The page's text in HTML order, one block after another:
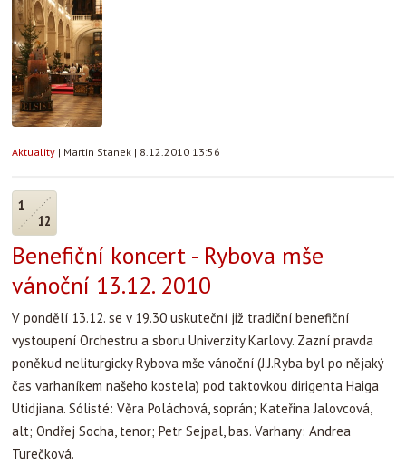
Aktuality | Martin Stanek | 8.12.2010 13:56
1
12
Benefiční koncert - Rybova mše
vánoční 13.12. 2010
V pondělí 13.12. se v 19.30 uskuteční již tradiční benefiční
vystoupení Orchestru a sboru Univerzity Karlovy. Zazní pravda
poněkud neliturgicky Rybova mše vánoční (J.J.Ryba byl po nějaký
čas varhaníkem našeho kostela) pod taktovkou dirigenta Haiga
Utidjiana. Sólisté: Věra Poláchová, soprán; Kateřina Jalovcová,
alt; Ondřej Socha, tenor; Petr Sejpal, bas. Varhany: Andrea
Turečková.